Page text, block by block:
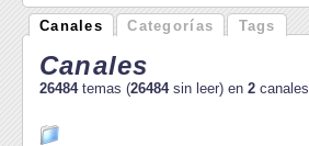
Canales Categorías Tags
Canales
26484temas (26484sin leer) en 2 canales